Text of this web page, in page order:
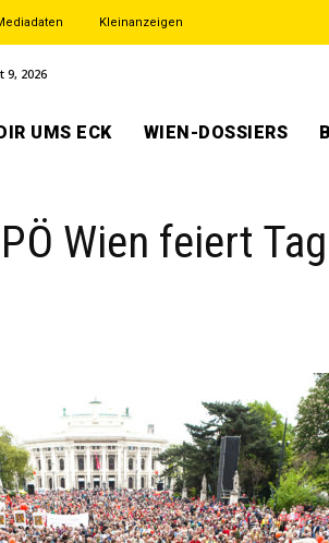
Kleinanzeigen
9, 2026
UMS ECK WIEN-DOSSIERS
Wien feiert